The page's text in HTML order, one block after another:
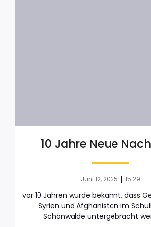
10 Jahre Neue
Juni 12, 2025 | 15:29
vor 10 Jahren wurde bekannt, dass
Syrien und Afghanistan im
Schönwalde untergebracht